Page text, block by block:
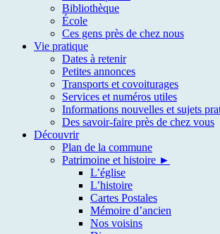
Bibliothèque
École
Ces gens près de chez nous
Vie pratique
Dates à retenir
Petites annonces
Transports et covoiturages
Services et numéros utiles
Informations nouvelles et sujets
Des savoir-faire près de chez vous
Découvrir
Plan de la commune
Patrimoine et histoire ►
L’église
L’histoire
Cartes Postales
Mémoire d’ancien
Nos voisins